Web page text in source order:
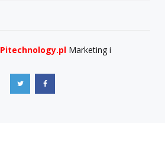
Pitechnology.pl Marketing i